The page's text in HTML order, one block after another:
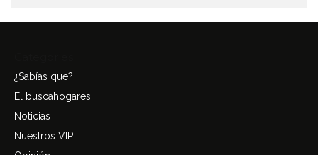
¿Sabías que?
El buscahogares
Noticias
Nuestros VIP